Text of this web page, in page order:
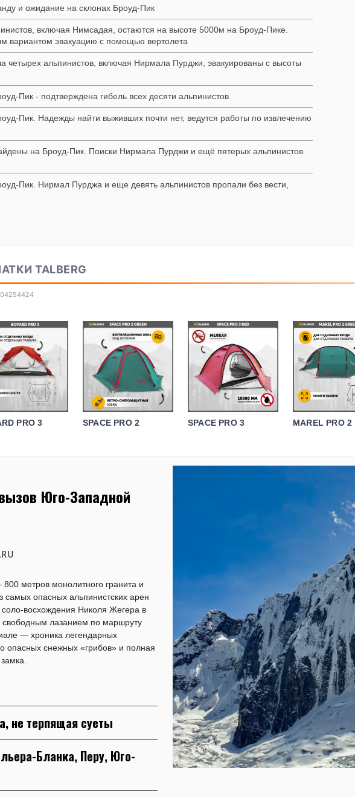
и ожидание на склонах Броуд-Пик
включая Нимсадая, остаются на высоте 5000м на Броуд-Пике.
вариантом эвакуацию с помощью вертолета
четырех альпинистов, включая Нирмала Пурджи, эвакуированы с высоты
Пик - подтверждена гибель всех десяти альпинистов
Пик. Надежды найти выживших почти нет, ведутся работы по извлечению
на Броуд-Пик. Поиски Нирмала Пурджи и ещё пятерых альпинистов
Пик. Нирмал Пурджа и еще девять альпинистов пропали без вести,
TALBERG
PRO 3 SPACE PRO 2 SPACE PRO 3 MAREL PRO 2
Юго-Западной
метров монолитного гранита и
самых опасных альпинистских арен
восхождения Николя Жегера в
свободным лазанием по маршруту
— хроника легендарных
опасных снежных «грибов» и полная
не терпящая суеты
Бланка, Перу, Юго-